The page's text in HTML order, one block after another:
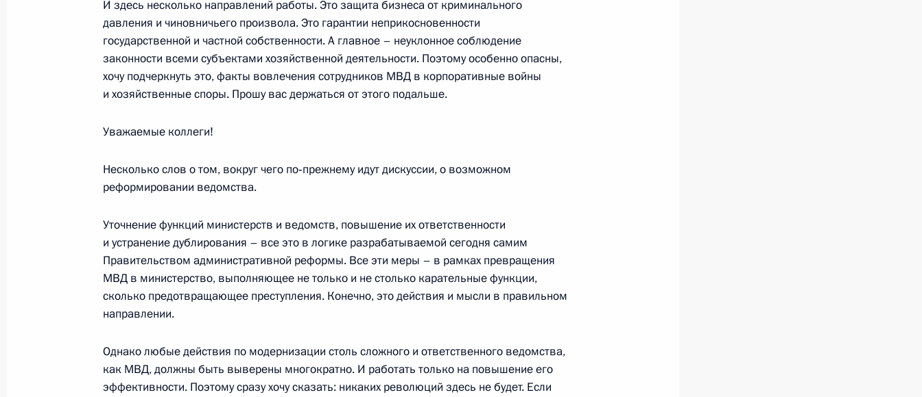
Украины
28 января 2003 года, 20:00 Киев
Выдержки из стенографического отчета о совместной пресс-
28 января 2003 года, 19:27
27 января 2003 года, понедельник
Выступление на церемонии открытия Года России на Украине
27 января 2003 года, 22:06 Киев
Вступительное слово на совещании с членами Правительства
И здесь несколько направлений работы. Это защита бизнеса от криминального
давления и чиновничьего произвола. Это гарантии неприкосновенности
государственной и частной собственности. А главное – неуклонное соблюдение
законности всеми субъектами хозяйственной деятельности. Поэтому особенно опасны,
хочу подчеркнуть это, факты вовлечения сотрудников МВД в корпоративные войны
и хозяйственные споры. Прошу вас держаться от этого подальше.
Уважаемые коллеги!
Несколько слов о том, вокруг чего по‑прежнему идут дискуссии, о возможном
реформировании ведомства.
Уточнение функций министерств и ведомств, повышение их ответственности
и устранение дублирования – все это в логике разрабатываемой сегодня самим
Правительством административной реформы. Все эти меры – в рамках превращения
МВД в министерство, выполняющее не только и не столько карательные функции,
сколько предотвращающее преступления. Конечно, это действия и мысли в правильном
направлении.
Однако любые действия по модернизации столь сложного и ответственного ведомства,
как МВД, должны быть выверены многократно. И работать только на повышение его
эффективности. Поэтому сразу хочу сказать: никаких революций здесь не будет. Если